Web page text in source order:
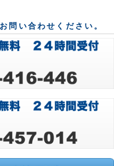
問い合わせください。